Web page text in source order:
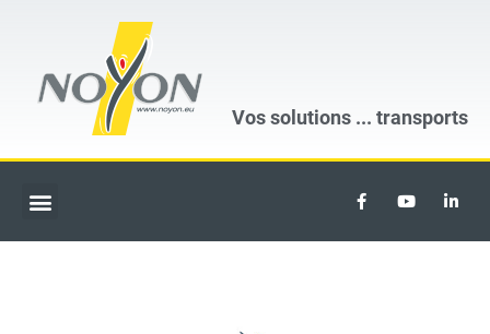
Vos solutions ... transports